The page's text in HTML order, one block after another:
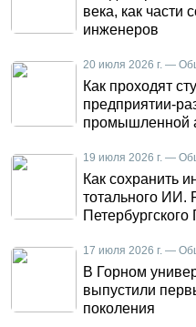
века, как части
инженеров
20 июля 2026 г. —
Как проходят
предприятии-
промышленной
19 июля 2026 г. —
Как сохранить
тотального ИИ.
Петербургского
17 июля 2026 г. —
В Горном
выпустили
поколения